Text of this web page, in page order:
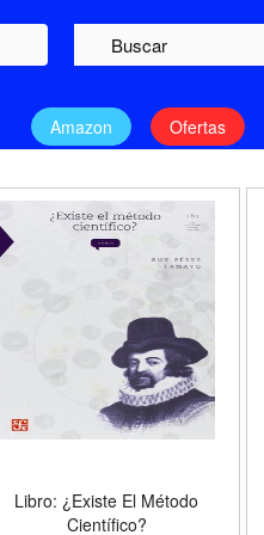
Amazon Ofertas
Libro: ¿Existe El Método
Científico?